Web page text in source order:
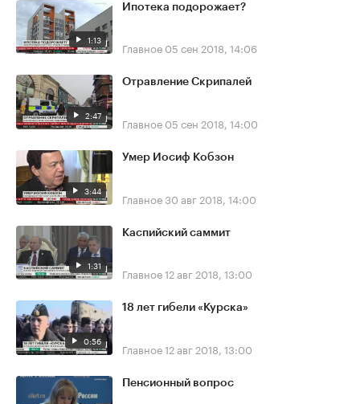
1:13
Ипотека подорожает?
Главное 05 сен 2018, 14:06
2:47
Отравление Скрипалей
Главное 05 сен 2018, 14:00
3:44
Умер Иосиф Кобзон
Главное30 авг 2018, 14:00
1:31
Каспийский саммит
Главное12 авг 2018, 13:00
0:56
18 лет гибели «Курска»
Главное12 авг 2018, 13:00
Пенсионный вопрос